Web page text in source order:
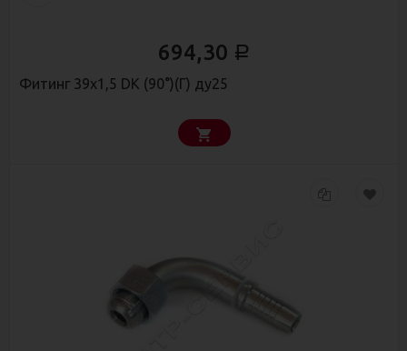
694,30 Р
Фитинг 39х1,5 DK (90°)(Г) ду25